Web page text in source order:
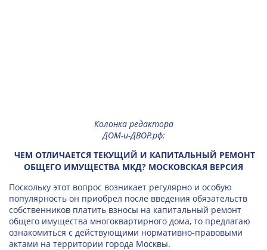
Колонка редактора
ДОМ-и-ДВОР.рф:
ЧЕМ ОТЛИЧАЕТСЯ ТЕКУЩИЙ И КАПИТАЛЬНЫЙ РЕМОНТ
ОБЩЕГО ИМУЩЕСТВА МКД? МОСКОВСКАЯ ВЕРСИЯ
Поскольку этот вопрос возникает регулярно и особую
популярность он приобрел после введения обязательств
собственников платить взносы на капитальный ремонт
общего имущества многоквартирного дома, то предлагаю
ознакомиться с действующими нормативно-правовыми
актами на территории города Москвы.